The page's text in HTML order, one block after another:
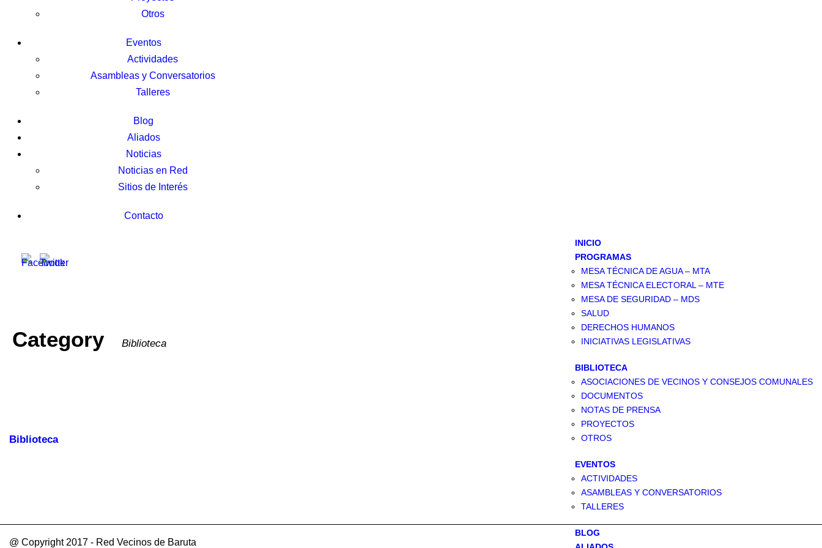
Otros
Eventos
Actividades
Asambleas y Conversatorios
Talleres
Blog
Aliados
Noticias
Noticias en Red
Sitios de Interés
Contacto
INICIO
PROGRAMAS
MESA TÉCNICA DE AGUA – MTA
MESA TÉCNICA ELECTORAL – MTE
MESA DE SEGURIDAD – MDS
SALUD
DERECHOS HUMANOS
INICIATIVAS LEGISLATIVAS
BIBLIOTECA
ASOCIACIONES DE VECINOS Y CONSEJOS COMUNALES
DOCUMENTOS
NOTAS DE PRENSA
PROYECTOS
OTROS
EVENTOS
ACTIVIDADES
ASAMBLEAS Y CONVERSATORIOS
TALLERES
BLOG
Category Biblioteca
Biblioteca
@ Copyright 2017 - Red Vecinos de Baruta